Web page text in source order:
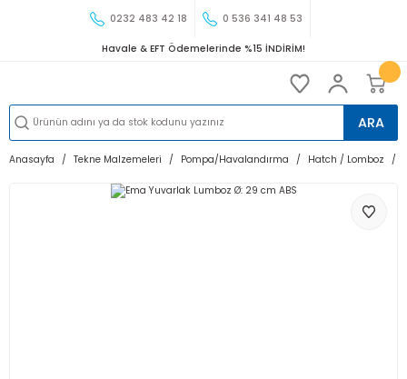
0232 483 42 18 0 536 341 48 53
Havale & EFT Ödemelerinde %15 İNDİRİM!
ARA
Anasayfa Tekne Malzemeleri Pompa/Havalandırma Hatch / Lomboz